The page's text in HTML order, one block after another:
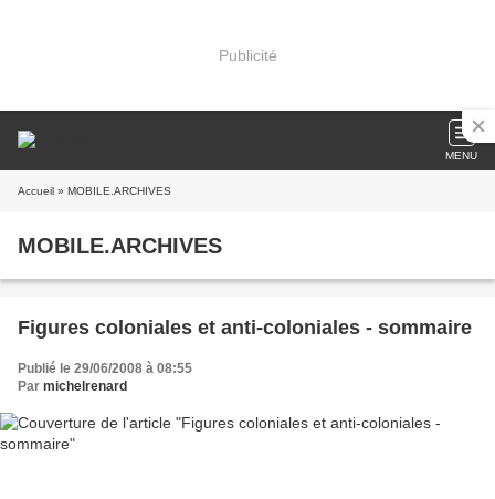
Publicité
MENU
Accueil » MOBILE.ARCHIVES
MOBILE.ARCHIVES
Figures coloniales et anti-coloniales - sommaire
Publié le 29/06/2008 à 08:55
Par michelrenard